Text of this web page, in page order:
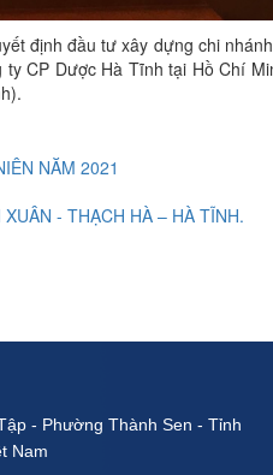
định đầu tư xây dựng chi
CP Dược Hà Tĩnh tại Hồ Chí
NĂM 2021
- THẠCH HÀ – HÀ TĨNH.
- Phường Thành Sen - Tỉnh
Nam